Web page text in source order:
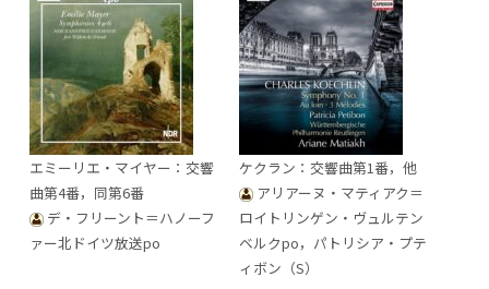
エミーリエ・マイヤー：交響
曲第4番，同第6番
デ・フリーント＝ハノーフ
ァー北ドイツ放送po
ケクラン：交響曲第1番，他
アリアーヌ・マティアク＝
ロイトリンゲン・ヴュルテン
ベルクpo，パトリシア・プテ
ィボン（S）